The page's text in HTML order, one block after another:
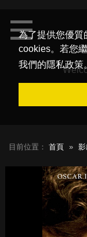
為了提供您優質
cookies。若您
我們的隱私政策
目前位置： 首頁